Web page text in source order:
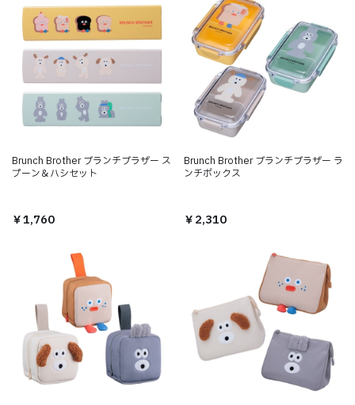
Brunch Brother ブランチブラザー ス
プーン＆ハシセット
￥1,760
Brunch Brother ブランチブラザー ラ
ンチボックス
￥2,310